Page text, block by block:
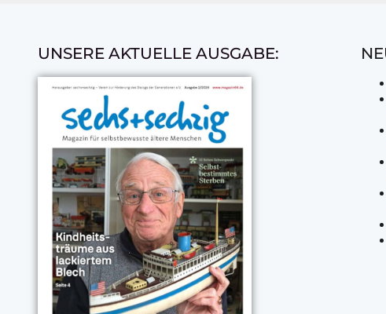
UNSERE AKTUELLE AUSGABE: